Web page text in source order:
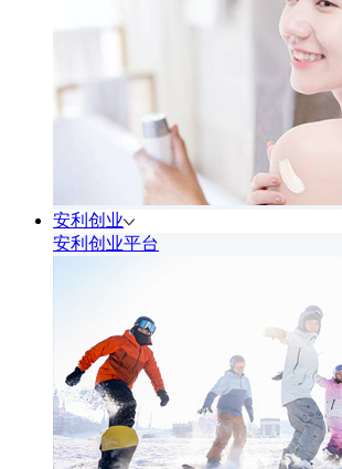
安利创业
安利创业平台